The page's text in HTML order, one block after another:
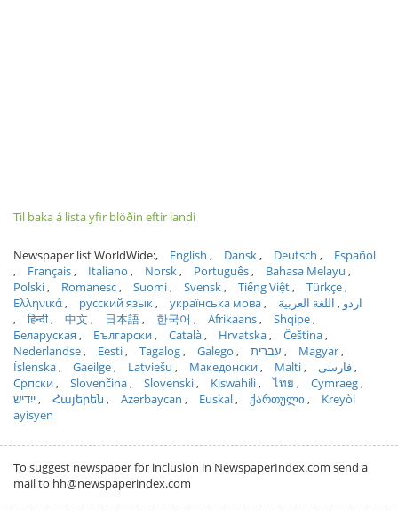
Til baka á lista yfir blöðin eftir landi
Newspaper list WorldWide: English Dansk Deutsch
Español
Français
Italiano Norsk Português
Bahasa Melayu
Polski
Romanesc Suomi Svensk Tiếng Việt
Türkçe
Ελληνικά
русский язык українська мова اردو
اللغة العربية
हिन्दी
中文 日本語 한국어 Afrikaans
Shqipe
Беларуская
Български Català Hrvatska
Čeština
Nederlandse
Eesti Tagalog Galego עברית
Magyar
Íslenska
Gaeilge Latviešu Македонски Malti
فارسی
Српски
Slovenčina Slovenski Kiswahili ไทย
Cymraeg
ייִדיש
Հայերեն Azərbaycan Euskal ქართული
Kreyòl
ayisyen
To suggest newspaper for inclusion in NewspaperIndex.com send a
mail to hh@newspaperindex.com